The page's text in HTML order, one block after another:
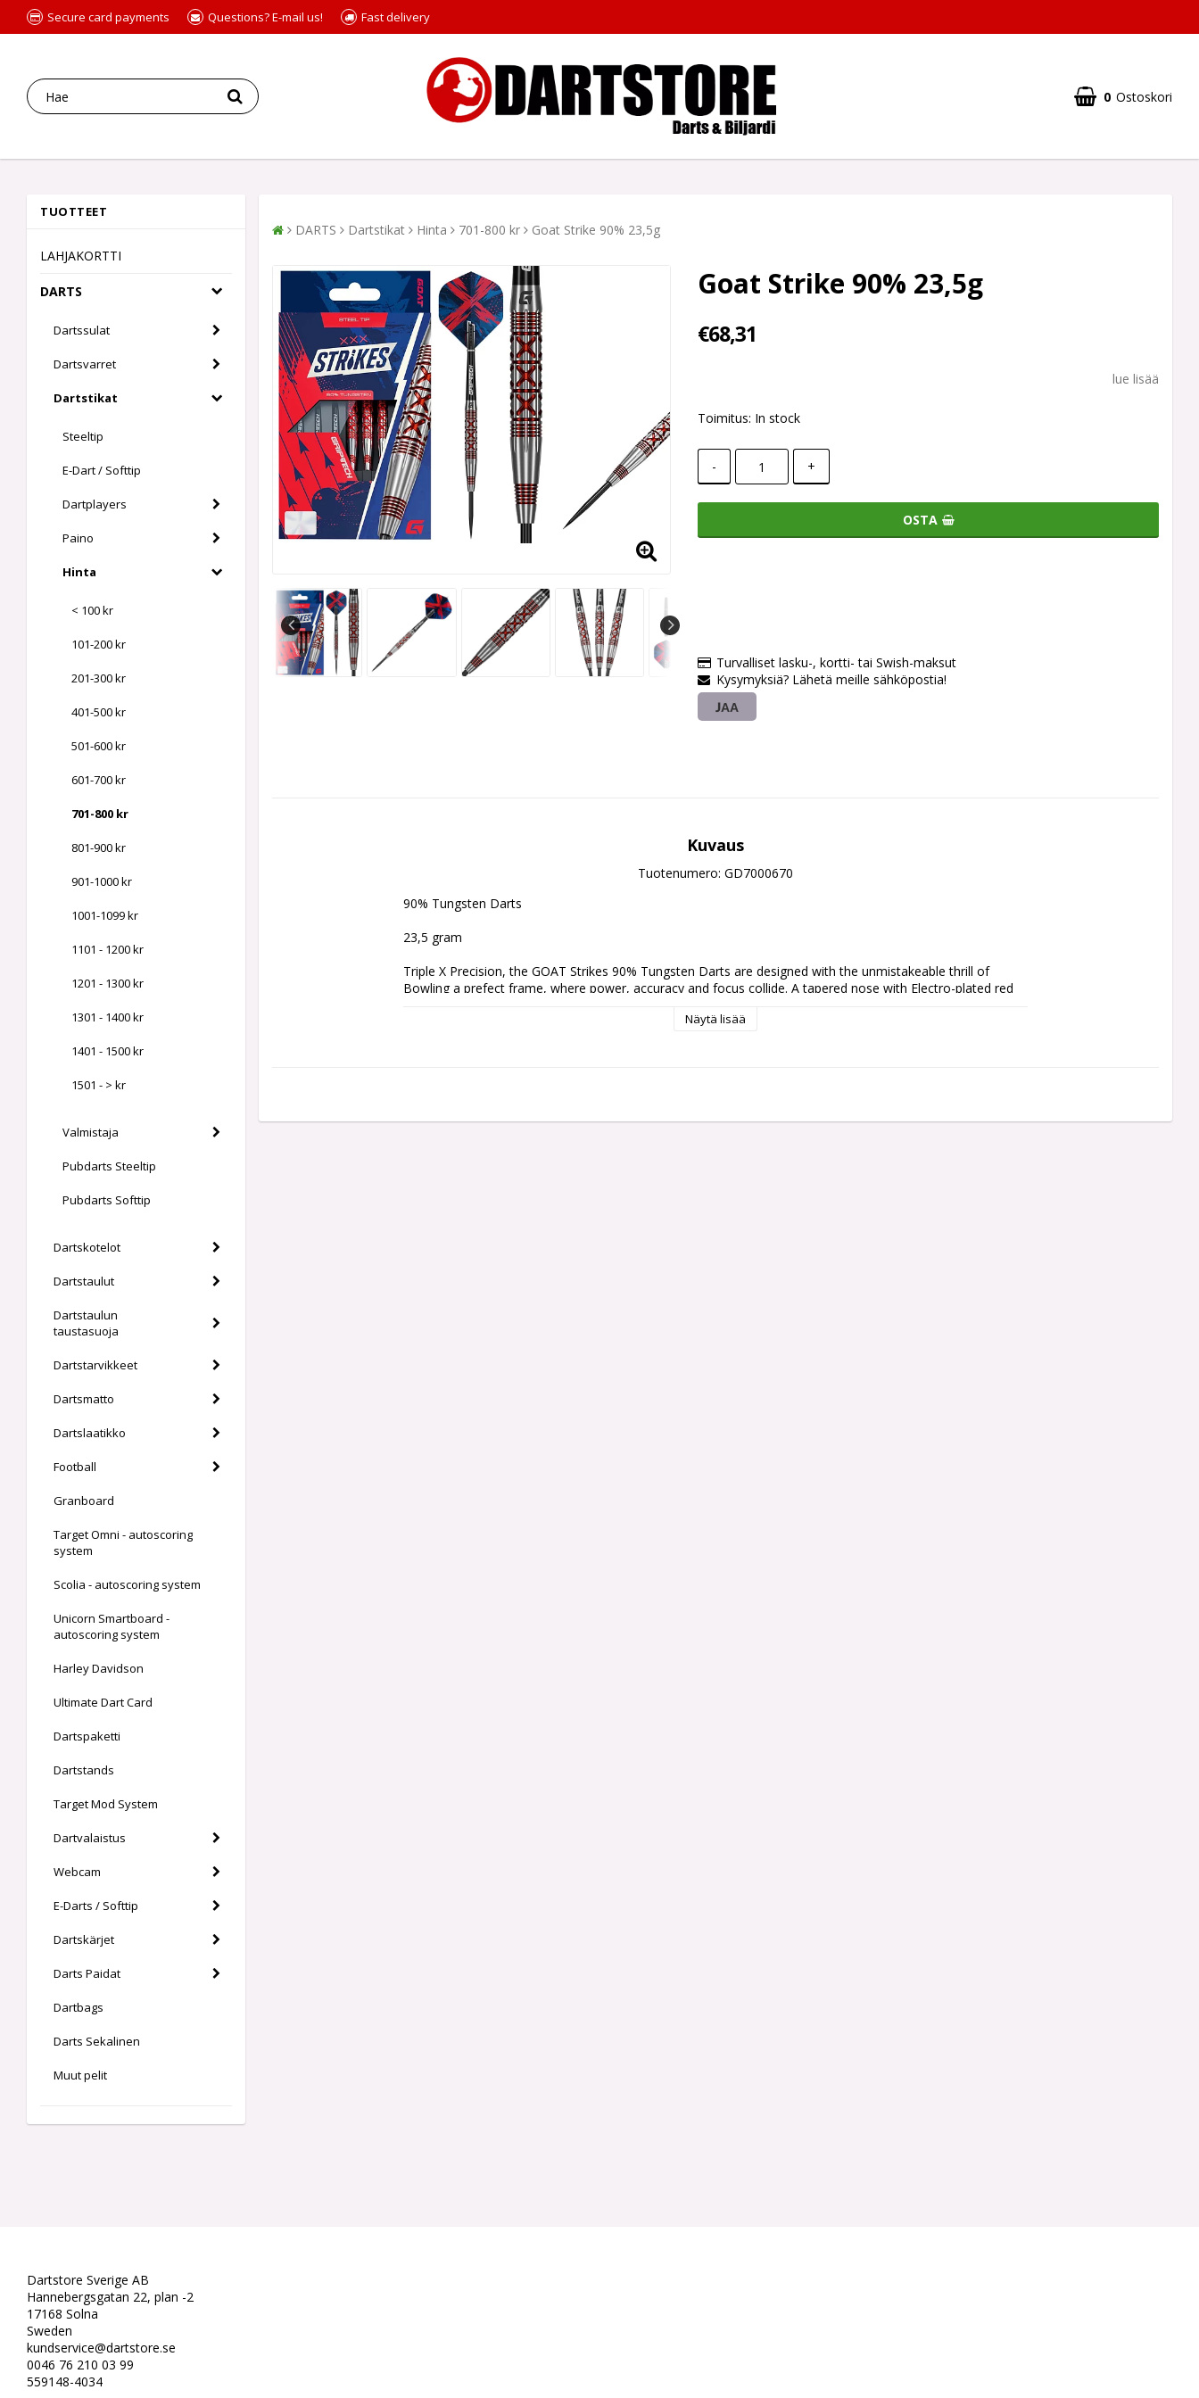
Secure card payments Questions? E-mail us! Fast delivery
0 Ostoskori
TUOTTEET
LAHJAKORTTI
DARTS
Dartssulat
Dartsvarret
Dartstikat
Steeltip
E-Dart / Softtip
Dartplayers
Paino
Hinta
< 100 kr
101-200 kr
201-300 kr
401-500 kr
501-600 kr
601-700 kr
701-800 kr
801-900 kr
901-1000 kr
1001-1099 kr
1101 - 1200 kr
1201 - 1300 kr
1301 - 1400 kr
1401 - 1500 kr
1501 - > kr
Valmistaja
Pubdarts Steeltip
Pubdarts Softtip
Dartskotelot
Dartstaulut
Dartstaulun
taustasuoja
Dartstarvikkeet
Dartsmatto
Dartslaatikko
Football
Granboard
Target Omni - autoscoring
system
Scolia - autoscoring system
Unicorn Smartboard -
autoscoring system
Harley Davidson
Ultimate Dart Card
Dartspaketti
Dartstands
Target Mod System
Dartvalaistus
Webcam
E-Darts / Softtip
Dartskärjet
Darts Paidat
Dartbags
Darts Sekalinen
Muut pelit
DARTS Dartstikat Hinta 701-800 kr Goat Strike 90% 23,5g
Goat Strike 90% 23,5g
€68,31
lue lisää
Toimitus: In stock
- +
OSTA
Turvalliset lasku-, kortti- tai Swish-maksut
Kysymyksiä? Lähetä meille sähköpostia!
JAA
Kuvaus
Tuotenumero: GD7000670
90% Tungsten Darts
23,5 gram
Triple X Precision, the GOAT Strikes 90% Tungsten Darts are designed with the unmistakeable thrill of
Bowling a prefect frame, where power, accuracy and focus collide. A tapered nose with Electro-plated red
Näytä lisää
Dartstore Sverige AB
Hannebergsgatan 22, plan -2
17168 Solna
Sweden
kundservice@dartstore.se
0046 76 210 03 99
559148-4034